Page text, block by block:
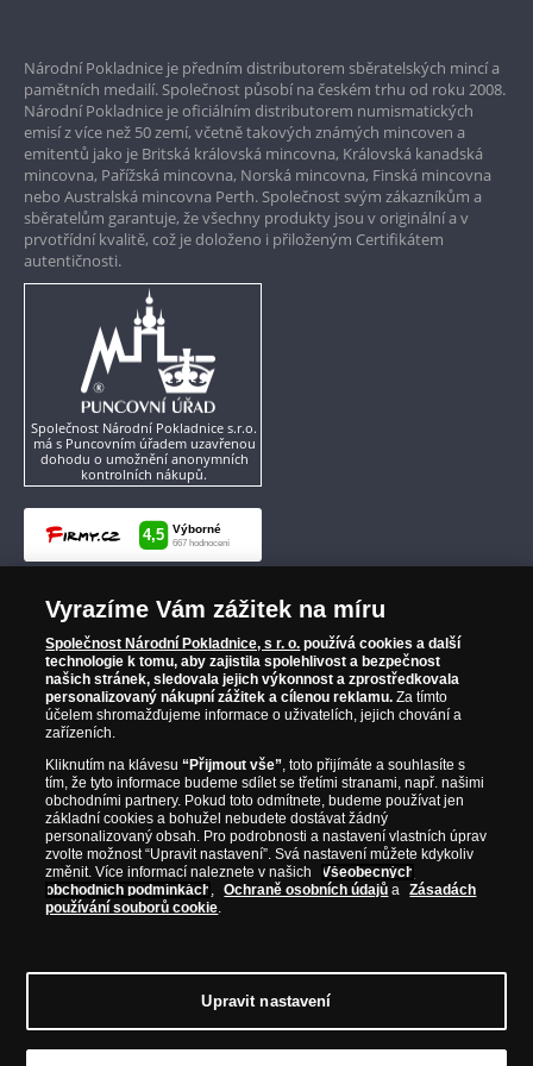
Garance nejvyšší kvality
Pouze originální produkty
Národní Pokladnice je předním distributorem sběratelských mincí a
pamětních medailí. Společnost působí na českém trhu od roku 2008.
Národní Pokladnice je oficiálním distributorem numismatických
emisí z více než 50 zemí, včetně takových známých mincoven a
emitentů jako je Britská královská mincovna, Královská kanadská
mincovna, Pařížská mincovna, Norská mincovna, Finská mincovna
nebo Australská mincovna Perth. Společnost svým zákazníkům a
sběratelům garantuje, že všechny produkty jsou v originální a v
prvotřídní kvalitě, což je doloženo i přiloženým Certifikátem
autentičnosti.
Společnost Národní Pokladnice s.r.o.
má s Puncovním úřadem uzavřenou
dohodu o umožnění anonymních
kontrolních nákupů.
Vyrazíme Vám zážitek na míru
Společnost Národní Pokladnice, s r. o. používá cookies a další
technologie k tomu, aby zajistila spolehlivost a bezpečnost
našich stránek, sledovala jejich výkonnost a zprostředkovala
personalizovaný nákupní zážitek a cílenou reklamu. Za tímto
účelem shromažďujeme informace o uživatelích, jejich chování a
zařízeních.
Kliknutím na klávesu“Přijmout vše”, toto přijímáte a souhlasíte s
tím, že tyto informace budeme sdílet se třetími stranami, např. našimi
obchodními partnery. Pokud toto odmítnete, budeme používat jen
základní cookies a bohužel nebudete dostávat žádný
personalizovaný obsah. Pro podrobnosti a nastavení vlastních úprav
zvolte možnost “Upravit nastavení”. Svá nastavení můžete kdykoliv
změnit. Více informací naleznete v našich
Všeobecných
obchodních podmínkách , Ochraně osobních údajů a
Zásadách
používání souborů cookie.
Upravit nastavení